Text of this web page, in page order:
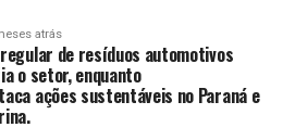
um ambiente seguro e desafiador
infantil.
atrás
de resíduos automotivos
o setor, enquanto
ações sustentáveis no Paraná e